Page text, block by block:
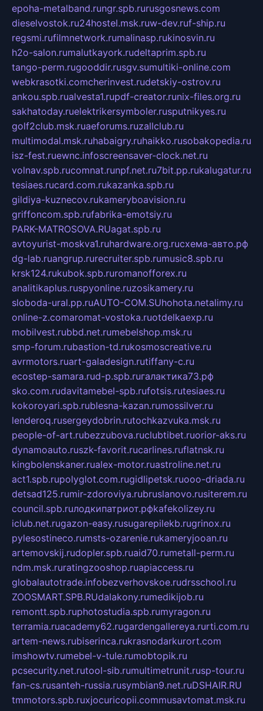
epoha-metalband.rungr.spb.rurusgosnews.com
dieselvostok.ru24hostel.msk.ruw-dev.ruf-ship.ru
regsmi.rufilmnetwork.rumalinasp.rukinosvin.ru
h2o-salon.rumalutkayork.rudeltaprim.spb.ru
tango-perm.rugooddir.rusgv.sumultiki-online.com
webkrasotki.comcherinvest.rudetskiy-ostrov.ru
ankou.spb.rualvesta1.rupdf-creator.runix-files.org.ru
sakhatoday.ruelektrikersymboler.rusputnikyes.ru
golf2club.msk.ruaeforums.ruzallclub.ru
multimodal.msk.ruhabaigry.ruhaikko.rusobakopedia.ru
isz-fest.ruewnc.infoscreensaver-clock.net.ru
volnav.spb.rucomnat.runpf.net.ru7bit.pp.rukalugatur.ru
tesiaes.rucard.com.rukazanka.spb.ru
gildiya-kuznecov.rukameryboavision.ru
griffoncom.spb.rufabrika-emotsiy.ru
PARK-MATROSOVA.RUagat.spb.ru
avtoyurist-moskva1.ruhardware.org.ruсхема-авто.рф
dg-lab.ruangrup.rurecruiter.spb.rumusic8.spb.ru
krsk124.rukubok.spb.ruromanofforex.ru
analitikaplus.ruspyonline.ruzosikamery.ru
sloboda-ural.pp.ruAUTO-COM.SUhohota.netalimy.ru
online-z.comaromat-vostoka.ruotdelkaexp.ru
mobilvest.rubbd.net.rumebelshop.msk.ru
smp-forum.rubastion-td.rukosmoscreative.ru
avrmotors.ruart-galadesign.rutiffany-c.ru
ecostep-samara.rud-p.spb.ruгалактика73.рф
sko.com.rudavitamebel-spb.rufotsis.rutesiaes.ru
kokoroyari.spb.rublesna-kazan.rumossilver.ru
lenderoq.rusergeydobrin.rutochkazvuka.msk.ru
people-of-art.rubezzubova.ruclubtibet.ruorior-aks.ru
dynamoauto.ruszk-favorit.rucarlines.ruflatnsk.ru
kingbolenskaner.rualex-motor.ruastroline.net.ru
act1.spb.rupolyglot.com.rugidlipetsk.ruooo-driada.ru
detsad125.rumir-zdoroviya.rubruslanovo.rusiterem.ru
council.spb.ruлодкипатриот.рфkafekolizey.ru
iclub.net.rugazon-easy.rusugarepilekb.rugrinox.ru
pylesostineco.rumsts-ozarenie.rukameryjooan.ru
artemovskij.rudopler.spb.ruaid70.rumetall-perm.ru
ndm.msk.ruratingzooshop.ruapiaccess.ru
globalautotrade.infobezverhovskoe.rudrsschool.ru
ZOOSMART.SPB.RUdalakony.rumedikijob.ru
remontt.spb.ruphotostudia.spb.rumyragon.ru
terramia.ruacademy62.rugardengallereya.rurti.com.ru
artem-news.rubiserinca.rukrasnodarkurort.com
imshowtv.rumebel-v-tule.rumobtopik.ru
pcsecurity.net.rutool-sib.rumultimetrunit.rusp-tour.ru
fan-cs.rusanteh-russia.rusymbian9.net.ruDSHAIR.RU
tmmotors.spb.ruxjocuricopii.commusavtomat.msk.ru